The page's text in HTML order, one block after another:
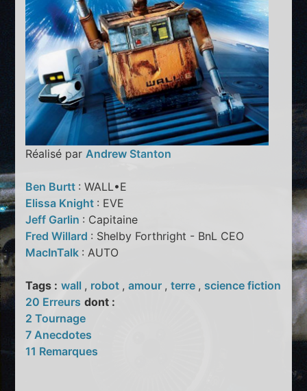
Réalisé par Andrew Stanton
Ben Burtt : WALL•E
Elissa Knight : EVE
Jeff Garlin : Capitaine
Fred Willard : Shelby Forthright - BnL CEO
MacInTalk : AUTO
Tags : wall , robot ,amour ,terre , science fiction
20 Erreurs dont :
2 Tournage
7 Anecdotes
11 Remarques